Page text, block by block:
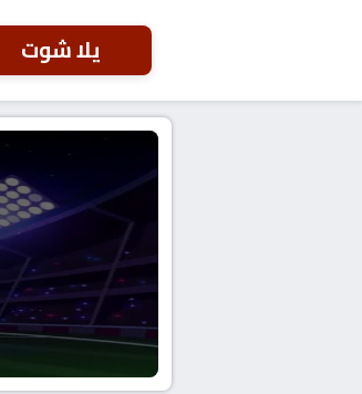
يلا شوت